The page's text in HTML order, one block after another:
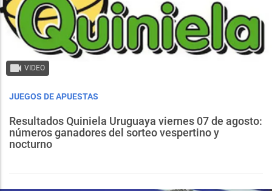
VIDEO
JUEGOS DE APUESTAS
Resultados Quiniela Uruguaya viernes 07 de agosto:
números ganadores del sorteo vespertino y
nocturno